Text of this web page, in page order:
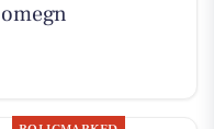
omegn